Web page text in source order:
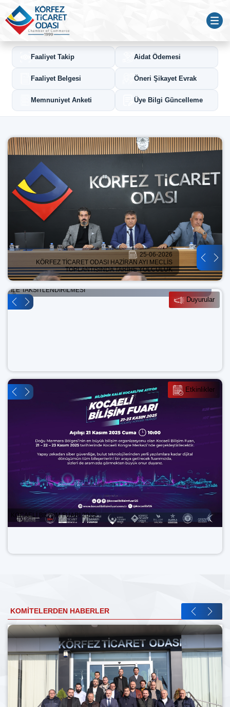
Faaliyet Takip Aidat Ödemesi
Faaliyet Belgesi Öneri Şikayet Evrak
Memnuniyet Anketi Üye Bilgi Güncelleme
25-06-2026
KÖRFEZ TİCARET ODASI HAZİRAN AYI MECLİS
TOPLANTISINDA TARİHE YOLCULUK
Duyurular
VERGİ DAİRESİNE OLAN BORÇLARIN DÜŞÜK ORANLI TECİL FAİZİ
İLE TAKSİTLENDİRİLMESİ
Etkinlikler
KOCAELİ BİLİŞİM FUARI 2025
KOMITELERDEN HABERLER